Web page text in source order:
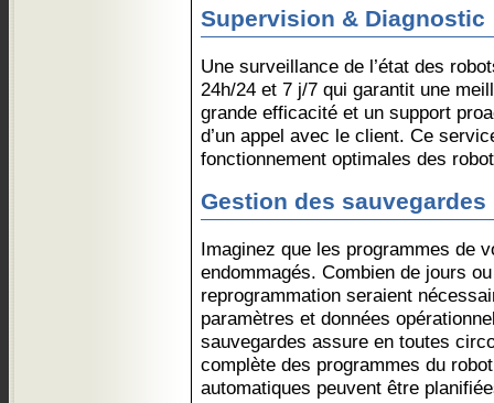
Supervision & Diagnostic
Une surveillance de l’état des
24h/24 et 7 j/7 qui garantit une
grande efficacité et un support
d’un appel avec le client. Ce
fonctionnement optimales des
Gestion des sauvegardes
Imaginez que les programmes de
endommagés. Combien de jours
reprogrammation seraient
paramètres et données
sauvegardes assure en toutes
complète des programmes du
automatiques peuvent être